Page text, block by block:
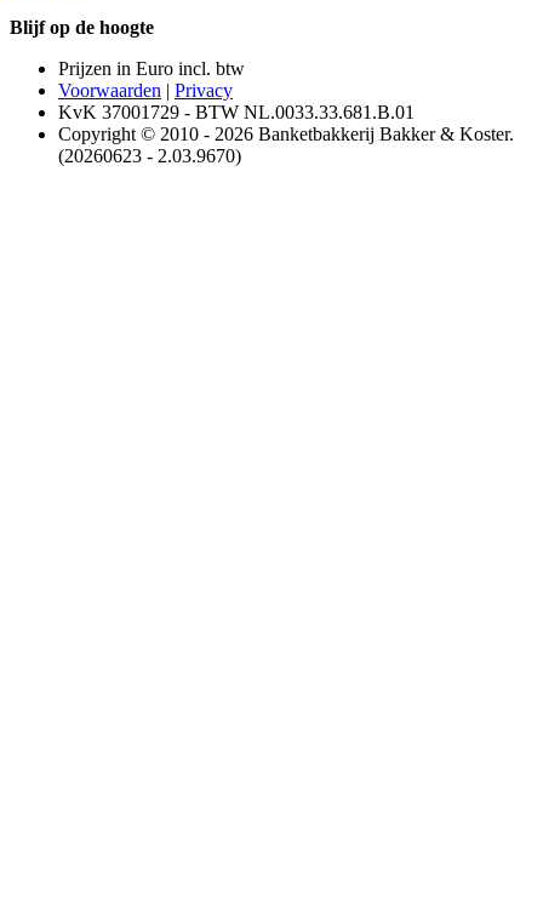
Blijf op de hoogte
Prijzen in Euro incl. btw
Voorwaarden | Privacy
KvK 37001729 - BTW NL.0033.33.681.B.01
Copyright © 2010 - 2026 Banketbakkerij Bakker & Koster.
(20260623 - 2.03.9670)